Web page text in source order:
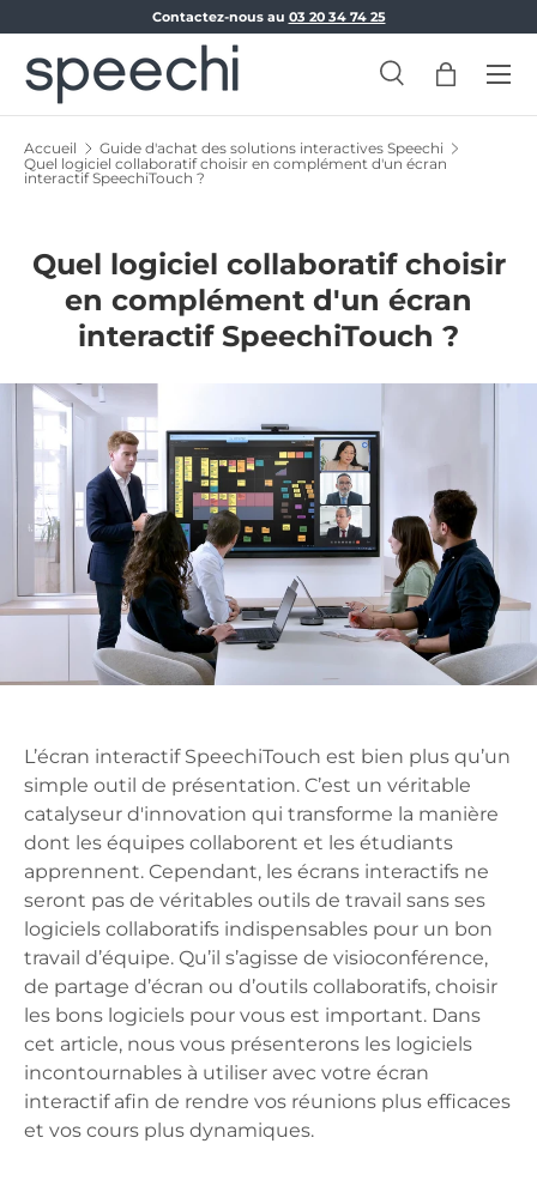
Aller au contenu
Contactez-nous au 03 20 34 74 25
Recherche
Recherche
Panier
Menu
Accueil
Guide d'achat des solutions interactives Speechi
Quel logiciel collaboratif choisir en complément d'un écran
interactif SpeechiTouch ?
Quel logiciel collaboratif choisir
en complément d'un écran
interactif SpeechiTouch ?
L’écran interactif SpeechiTouch est bien plus qu’un
simple outil de présentation. C’est un véritable
catalyseur d'innovation qui transforme la manière
dont les équipes collaborent et les étudiants
apprennent. Cependant, les écrans interactifs ne
seront pas de véritables outils de travail sans ses
logiciels collaboratifs indispensables pour un bon
travail d’équipe. Qu’il s’agisse de visioconférence,
de partage d’écran ou d’outils collaboratifs, choisir
les bons logiciels pour vous est important. Dans
cet article, nous vous présenterons les logiciels
incontournables à utiliser avec votre écran
interactif afin de rendre vos réunions plus efficaces
et vos cours plus dynamiques.